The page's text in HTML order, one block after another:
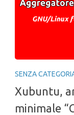
SENZA
Xubuntu,
minimale